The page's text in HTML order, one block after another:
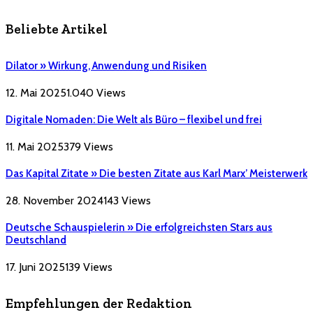
Beliebte Artikel
Dilator » Wirkung, Anwendung und Risiken
12. Mai 20251.040 Views
Digitale Nomaden: Die Welt als Büro – flexibel und frei
11. Mai 2025379 Views
Das Kapital Zitate » Die besten Zitate aus Karl Marx’ Meisterwerk
28. November 2024143 Views
Deutsche Schauspielerin » Die erfolgreichsten Stars aus
Deutschland
17. Juni 2025139 Views
Empfehlungen der Redaktion